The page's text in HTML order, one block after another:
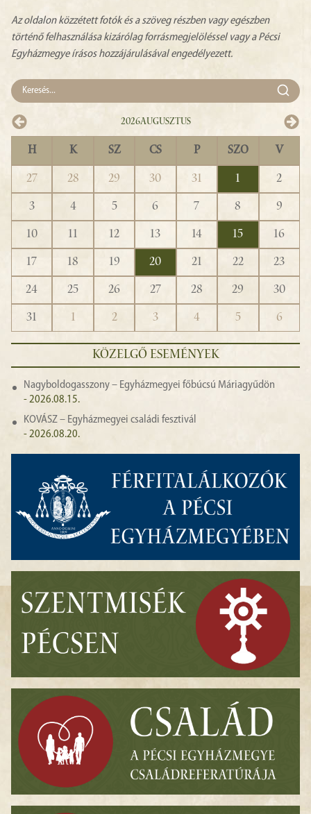
Az oldalon közzétett fotók és a szöveg részben vagy egészben
történő felhasználása kizárólag forrásmegjelöléssel vagy a Pécsi
Egyházmegye írásos hozzájárulásával engedélyezett.
2026Augusztus
H K SZ CS P SZO V
27 28 29 30 31 1
2
3
4 5 6 7 8
9
10
11 12 13 14 15
16
17
18 19 20 21 22
23
24
25 26 27 28 29
30
31
1 2 3 4 5 6
KÖZELGŐ ESEMÉNYEK
Nagyboldogasszony – Egyházmegyei főbúcsú Máriagyűdön
- 2026.08.15.
KOVÁSZ – Egyházmegyei családi fesztivál
- 2026.08.20.